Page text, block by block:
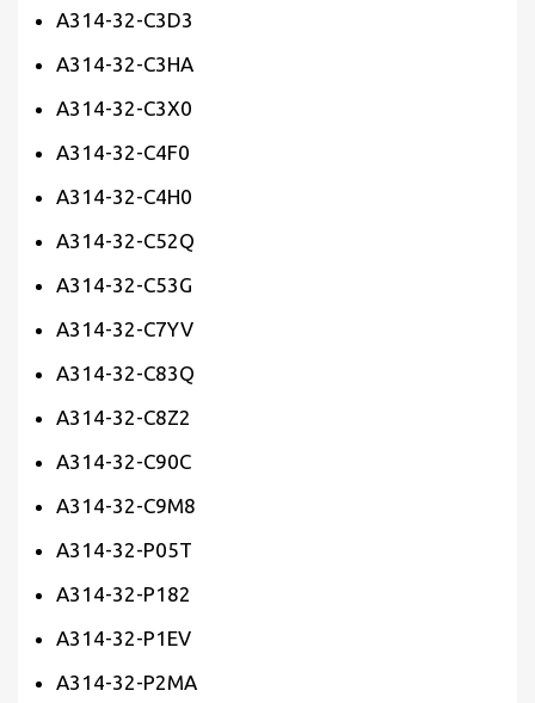
A314-32-C3D3
A314-32-C3HA
A314-32-C3X0
A314-32-C4F0
A314-32-C4H0
A314-32-C52Q
A314-32-C53G
A314-32-C7YV
A314-32-C83Q
A314-32-C8Z2
A314-32-C90C
A314-32-C9M8
A314-32-P05T
A314-32-P182
A314-32-P1EV
A314-32-P2MA